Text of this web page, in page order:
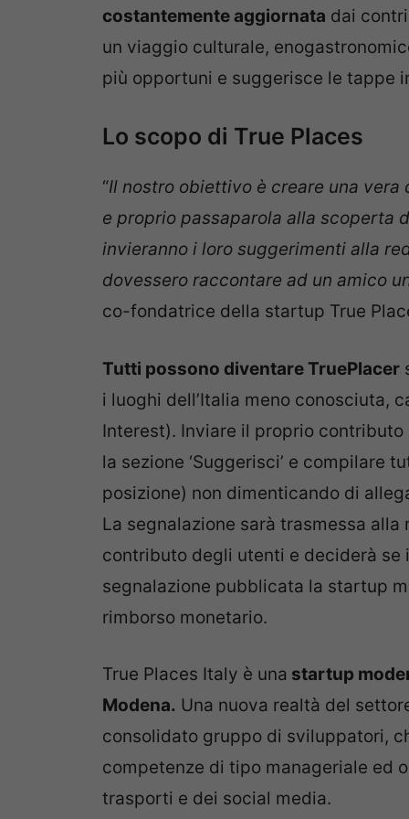
costantemente aggiornata dai
un viaggio culturale,
più opportuni e suggerisce le tappe
Lo scopo di True Places
“Il nostro obiettivo è creare una vera
e proprio passaparola alla scoperta
invieranno i loro suggerimenti alla
dovessero raccontare ad un amico
co-fondatrice della startup True
Tutti possono diventare TruePlacer
i luoghi dell’Italia meno conosciuta,
Interest). Inviare il proprio contributo
la sezione ‘Suggerisci’ e compilare
posizione) non dimenticando di
La segnalazione sarà trasmessa
contributo degli utenti e deciderà se
segnalazione pubblicata la startup
rimborso monetario.
True Places Italy è una startup
Modena. Una nuova realtà del
consolidato gruppo di sviluppatori,
competenze di tipo manageriale ed
trasporti e dei social media.